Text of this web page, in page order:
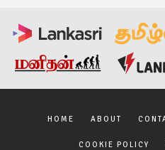
HOME ABOUT
COOKIE POLICY